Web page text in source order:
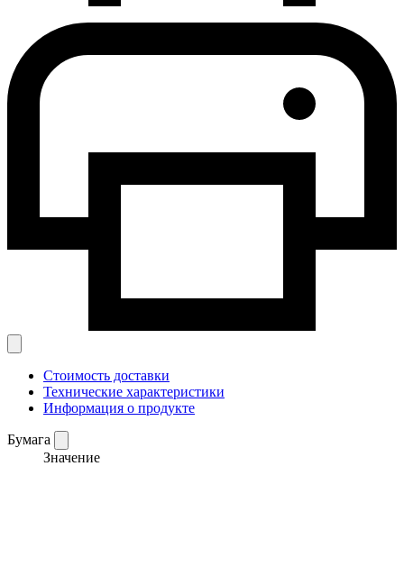
Стоимость доставки
Технические характеристики
Информация о продукте
Бумага
Значение